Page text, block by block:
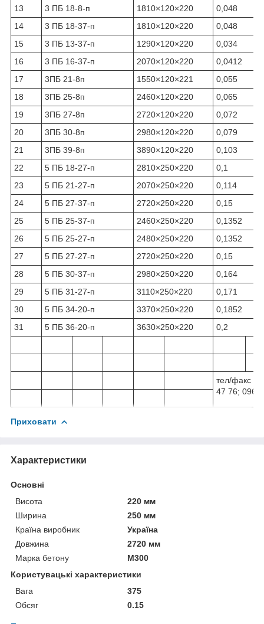
13 3 ПБ 18-8-п 1810×120×220
0,048
14
3 ПБ 18-37-п 1810×120×220
0,048
15
3 ПБ 13-37-п 1290×120×220
0,034
16
3 ПБ 16-37-п 2070×120×220
0,0412
17
3ПБ 21-8п 1550×120×221
0,055
18
3ПБ 25-8п 2460×120×220
0,065
19
3ПБ 27-8п 2720×120×220
0,072
20
3ПБ 30-8п 2980×120×220
0,079
21
3ПБ 39-8п 3890×120×220
0,103
22
5 ПБ 18-27-п 2810×250×220
0,1
23
5 ПБ 21-27-п 2070×250×220
0,114
24
5 ПБ 27-37-п 2720×250×220
0,15
25
5 ПБ 25-37-п 2460×250×220
0,1352
26
5 ПБ 25-27-п 2480×250×220
0,1352
27
5 ПБ 27-27-п 2720×250×220
0,15
28
5 ПБ 30-37-п 2980×250×220
0,164
29
5 ПБ 31-27-п 3110×250×220
0,171
30
5 ПБ 34-20-п 3370×250×220
0,1852
31
5 ПБ 36-20-п 3630×250×220 0,2
тел/факс
47 76; 096
Приховати
Характеристики
Основні
Висота
220 мм
Ширина
250 мм
Країна виробник
Україна
Довжина
2720 мм
Марка бетону
М300
Користувацькi характеристики
Вага
375
Обсяг
0.15